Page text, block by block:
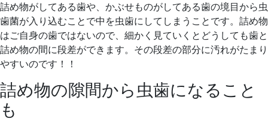
詰め物がしてある歯や、かぶせものがしてある歯の境目から虫
歯菌が入り込むことで中を虫歯にしてしまうことです。詰め物
はご自身の歯ではないので、細かく見ていくとどうしても歯と
詰め物の間に段差ができます。その段差の部分に汚れがたまり
やすいのです！！
詰め物の隙間から虫歯になること
も